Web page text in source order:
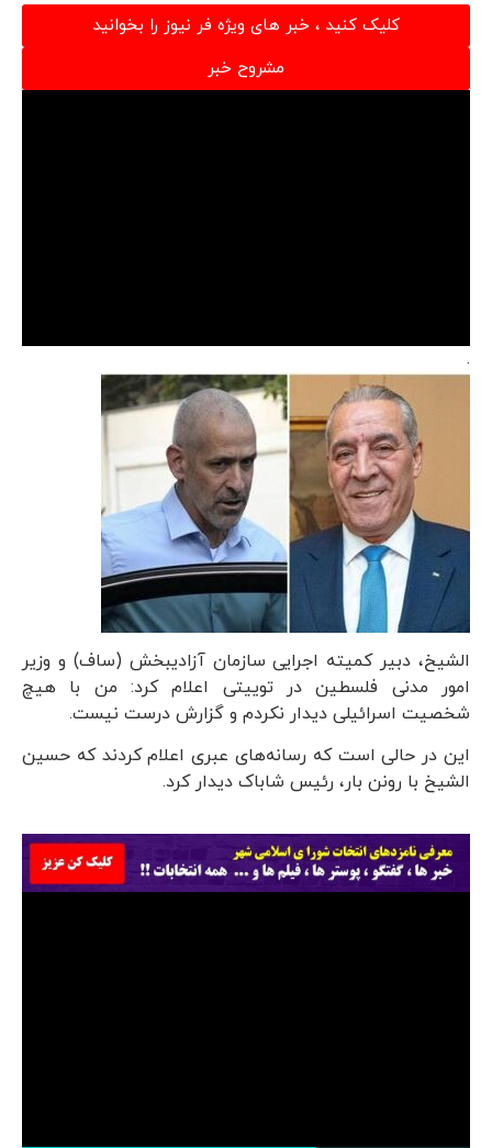
کلیک کنید ، خبر های ویژه فر نیوز را بخوانید
مشروح خبر
.
الشیخ، دبیر کمیته اجرایی سازمان آزادیبخش (ساف) و وزیر
امور مدنی فلسطین در توییتی اعلام کرد: من با هیچ
شخصیت اسرائیلی دیدار نکردم و گزارش درست نیست.
این در حالی است که رسانه‌های عبری اعلام کردند که حسین
الشیخ با رونن بار، رئیس شاباک دیدار کرد.